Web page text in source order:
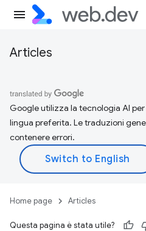
Articles
Google utilizza la tecnologia AI
lingua preferita. Le traduzioni
contenere errori.
Home page Articles
Questa pagina è stata utile?